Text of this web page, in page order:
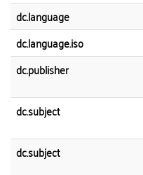
dc.language
dc.language.iso
dc.publisher
dc.subject
dc.subject